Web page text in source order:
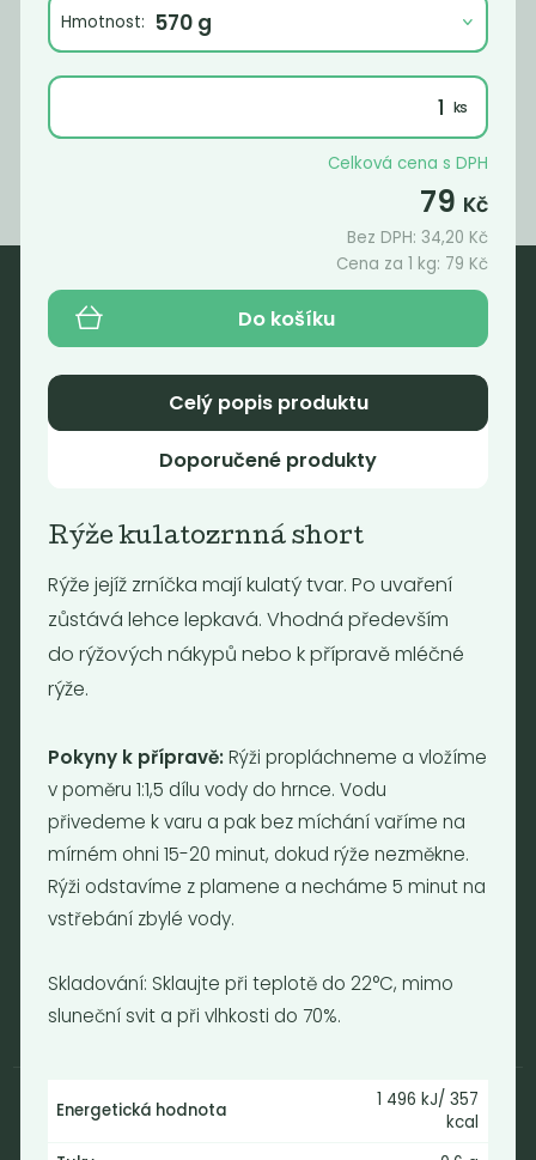
Rýže jasmínová
Nebaleno
Nebaleno s.r.o.
Bezobalové vegan potraviny
128 00
Email:
info@nebaleno.eu
Otevírací doba
Pondělí - Pátek 12:00 - 19:30
Neděle - zavřeno
Provozní informace
Obchodní podmínky
Reklamační formulář
Kolektiv
Hmotnost:
Celková cena s DPH
79 Kč
Bez DPH:34,20 Kč
Cena za 1 kg: 79 Kč
Do košíku
Celý popis produktu
Doporučené produkty
Rýže kulatozrnná short
Rýže jejíž zrníčka mají kulatý tvar. Po uvaření
zůstává lehce lepkavá. Vhodná především
do rýžových nákypů nebo k přípravě mléčné
rýže.
Pokyny k přípravě:Rýži propláchneme a vložíme
v poměru 1:1,5 dílu vody do hrnce. Vodu
přivedeme k varu a pak bez míchání vaříme na
mírném ohni 15-20 minut, dokud rýže nezměkne.
Rýži odstavíme z plamene a necháme 5 minut na
vstřebání zbylé vody.
Skladování: Sklaujte při teplotě do 22°C, mimo
sluneční svit a při vlhkosti do 70%.
Energetická hodnota
1 496 kJ/ 357
kcal